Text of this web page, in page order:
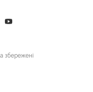
збережені